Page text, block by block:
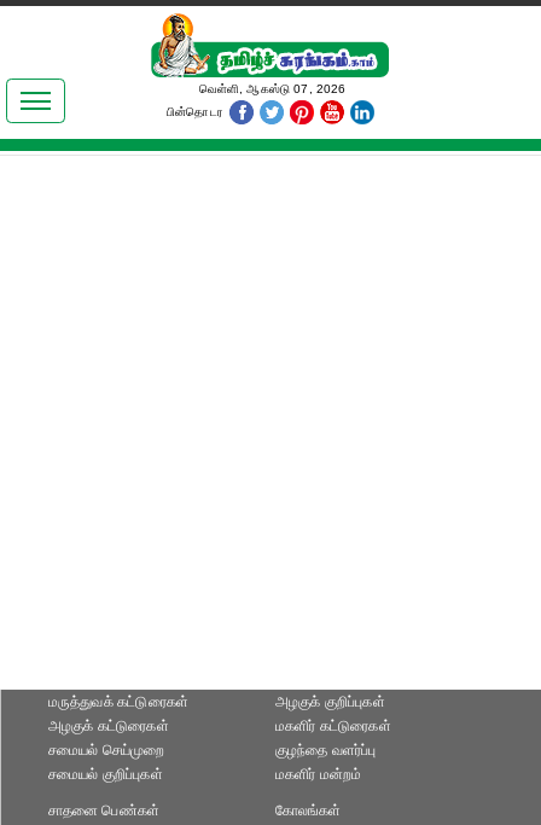
இலக்கியங்கள்
தமிழ் உலகம்
வெள்ளி, ஆகஸ்டு 07, 2026
பின்தொடர
மருத்துவக் கட்டுரைகள்
அழகுக் கட்டுரைகள்
அழகுக் குறிப்புகள்
மகளிர் கட்டுரைகள்
சமையல் செய்முறை
சமையல் குறிப்புகள்
குழந்தை வளர்ப்பு
மகளிர் மன்றம்
சாதனை பெண்கள்
கோலங்கள்